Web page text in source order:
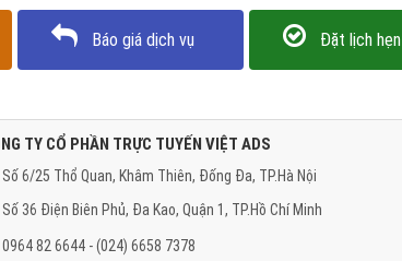
Báo giá dịch vụ Đặt lịch hẹn
TY CỔ PHẦN TRỰC TUYẾN VIỆT ADS
Số 6/25 Thổ Quan, Khâm Thiên, Đống Đa, TP.Hà Nội
Số 36 Điện Biên Phủ, Đa Kao, Quận 1, TP.Hồ Chí Minh
0964 82 6644 - (024) 6658 7378